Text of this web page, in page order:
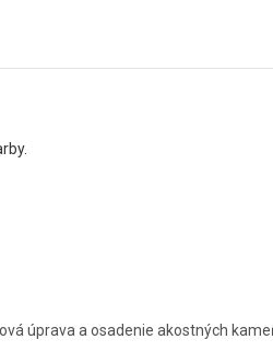
úprava a osadenie akostných